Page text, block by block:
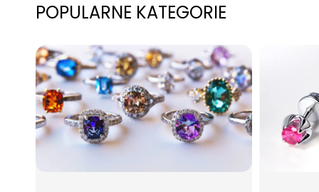
POPULARNE KATEGORIE